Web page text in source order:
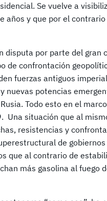
Se vuelve a
años y que por el contrario
disputa por parte del gran
de confrontación
fuerzas antiguos
nuevas potencias
Todo esto en el
Una situación que al
resistencias y
de
que al contrario de
más gasolina al fuego